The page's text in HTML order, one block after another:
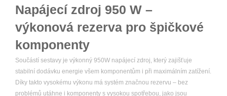
Napájecí zdroj 950 W –
výkonová rezerva pro špičkové
komponenty
Součástí sestavy je výkonný 950W napájecí zdroj, který zajišťuje
stabilní dodávku energie všem komponentům i při maximálním zatížení.
Díky takto vysokému výkonu má systém značnou rezervu – bez
problémů utáhne i komponenty s vysokou spotřebou, jako jsou